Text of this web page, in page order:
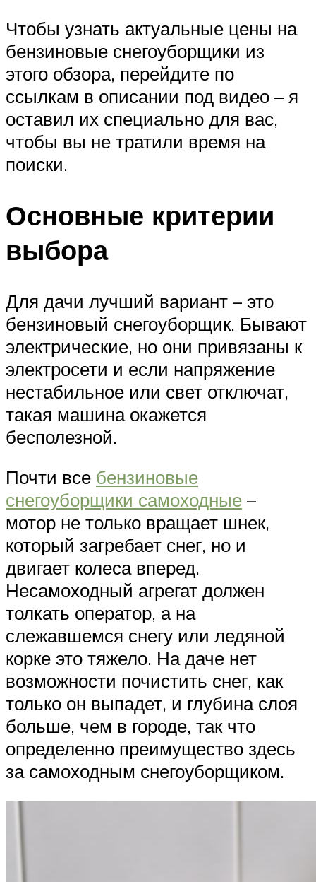
Чтобы узнать актуальные цены на
бензиновые снегоуборщики из
этого обзора, перейдите по
ссылкам в описании под видео – я
оставил их специально для вас,
чтобы вы не тратили время на
поиски.
Основные критерии
выбора
Для дачи лучший вариант – это
бензиновый снегоуборщик. Бывают
электрические, но они привязаны к
электросети и если напряжение
нестабильное или свет отключат,
такая машина окажется
бесполезной.
Почти все бензиновые
снегоуборщики самоходные –
мотор не только вращает шнек,
который загребает снег, но и
двигает колеса вперед.
Несамоходный агрегат должен
толкать оператор, а на
слежавшемся снегу или ледяной
корке это тяжело. На даче нет
возможности почистить снег, как
только он выпадет, и глубина слоя
больше, чем в городе, так что
определенно преимущество здесь
за самоходным снегоуборщиком.